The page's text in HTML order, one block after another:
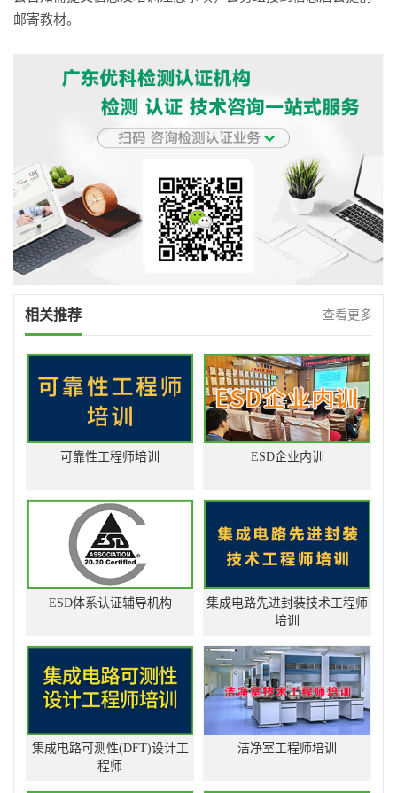
邮寄教材。
相关推荐 查看更多
可靠性工程师培训 ESD企业内训
ESD体系认证辅导机构
集成电路先进封装技术工程师
培训
集成电路可测性(DFT)设计工
程师
洁净室工程师培训